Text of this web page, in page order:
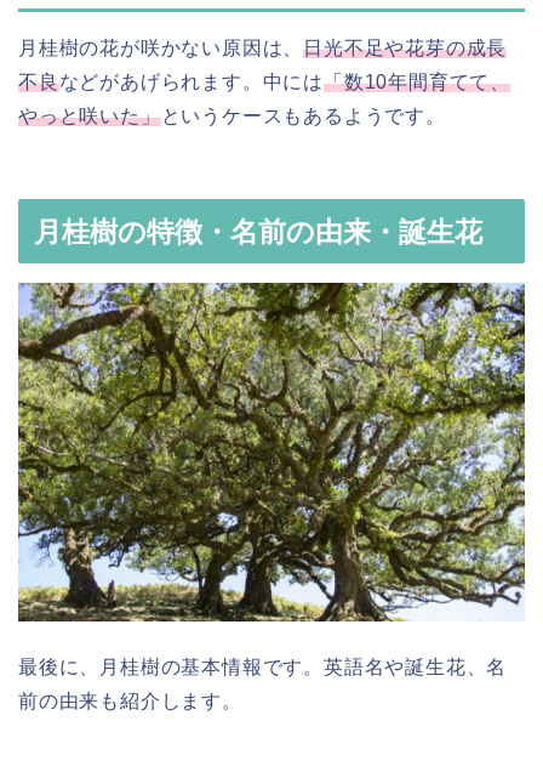
月桂樹の花が咲かない原因は、日光不足や花芽の成長
不良などがあげられます。中には「数10年間育てて、
やっと咲いた」というケースもあるようです。
月桂樹の特徴・名前の由来・誕生花
最後に、月桂樹の基本情報です。英語名や誕生花、名
前の由来も紹介します。